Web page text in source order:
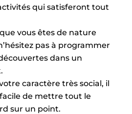
qui satisferont tout
vous êtes de nature
pas à programmer
dans un
caractère très social, il
de mettre tout le
sur un point.